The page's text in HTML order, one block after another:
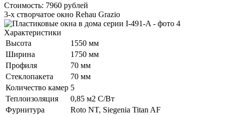
Стоимость: 7960 рублей
3-х створчатое окно Rehau Grazio
Характеристики
Высота
1550 мм
Ширина
1750 мм
Профиля
70 мм
Стеклопакета
70 мм
Количество камер 5
Теплоизоляция
0,85 м2 С/Вт
Фурнитура
Roto NT, Siegenia Titan AF